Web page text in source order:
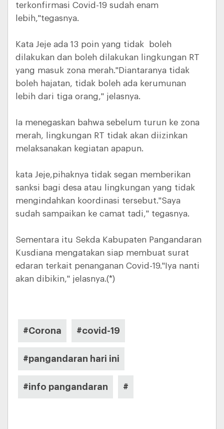
terkonfirmasi Covid-19 sudah enam
lebih,"tegasnya.
Kata Jeje ada 13 poin yang tidak boleh
dilakukan dan boleh dilakukan lingkungan RT
yang masuk zona merah."Diantaranya tidak
boleh hajatan, tidak boleh ada kerumunan
lebih dari tiga orang," jelasnya.
Ia menegaskan bahwa sebelum turun ke zona
merah, lingkungan RT tidak akan diizinkan
melaksanakan kegiatan apapun.
kata Jeje,pihaknya tidak segan memberikan
sanksi bagi desa atau lingkungan yang tidak
mengindahkan koordinasi tersebut."Saya
sudah sampaikan ke camat tadi," tegasnya.
Sementara itu Sekda Kabupaten Pangandaran
Kusdiana mengatakan siap membuat surat
edaran terkait penanganan Covid-19."Iya nanti
akan dibikin," jelasnya.(*)
#Corona #covid-19
#pangandaran hari ini
#info pangandaran #